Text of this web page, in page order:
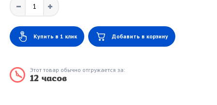
Купить в 1 клик Добавить в корзину
Этот товар обычно отгружается за:
12 часов